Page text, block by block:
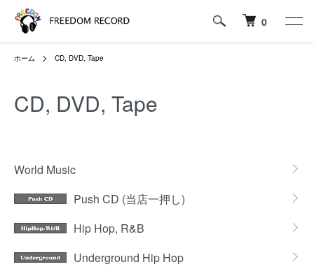
0
ホーム CD, DVD, Tape
CD, DVD, Tape
World Music
Push CD (当店一押し)
Hip Hop, R&B
Underground Hip Hop